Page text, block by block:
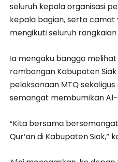
seluruh kepala organisasi
kepala bagian, serta camat
mengikuti seluruh
Ia mengaku bangga
rombongan Kabupaten
pelaksanaan MTQ
semangat membumikan Al-
“Kita bersama
Qur’an di Kabupaten Siak,”